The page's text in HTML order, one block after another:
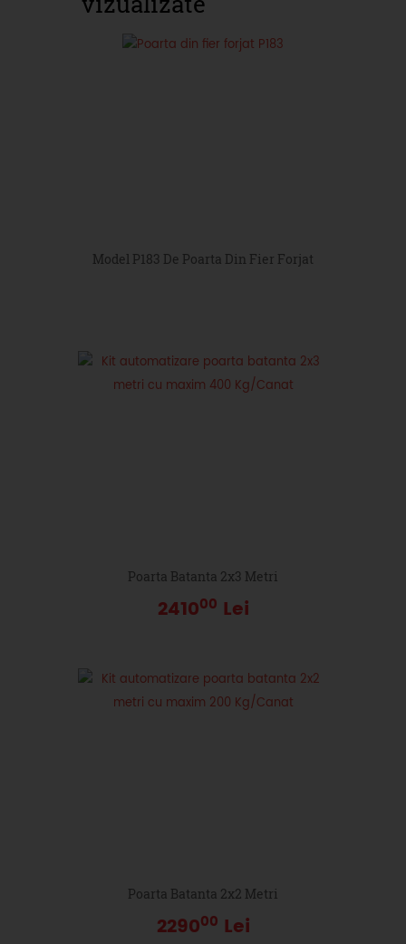
Model P183 De Poarta Din Fier Forjat
Poarta Batanta 2x3 Metri
241000 Lei
Poarta Batanta 2x2 Metri
229000 Lei